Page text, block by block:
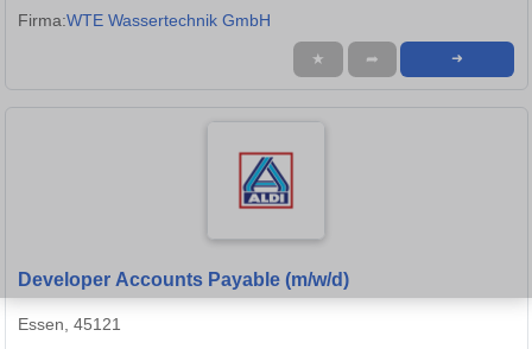
Firma:WTE Wassertechnik GmbH
★ ➦ ➜
Developer Accounts Payable (m/w/d)
Essen, 45121